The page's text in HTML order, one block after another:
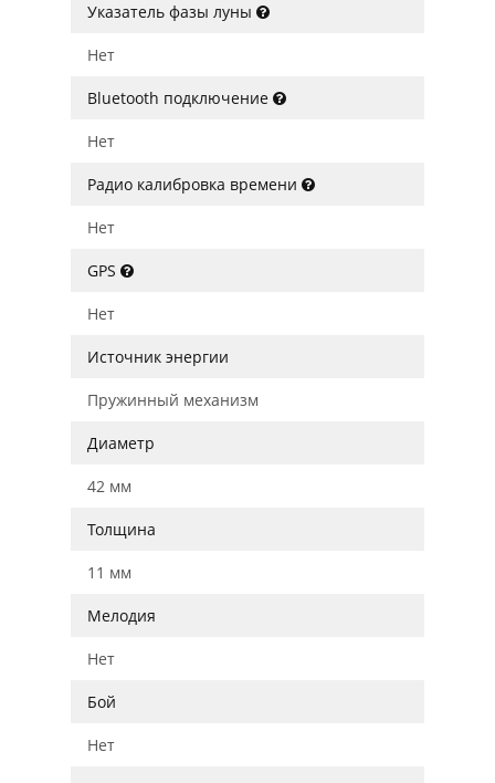
Указатель фазы луны
Нет
Bluetooth подключение
Нет
Радио калибровка времени
Нет
GPS
Нет
Источник энергии
Пружинный механизм
Диаметр
42 мм
Толщина
11 мм
Мелодия
Нет
Бой
Нет